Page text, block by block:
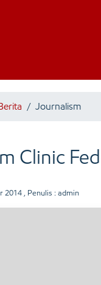
/ Journalism
Clinic
2014 , Penulis : admin